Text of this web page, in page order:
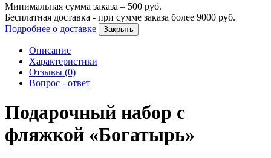
Минимальная сумма заказа – 500 руб.
Бесплатная доставка - при сумме заказа более 9000 руб.
Подробнее о доставке
Закрыть
Описание
Характеристики
Отзывы (0)
Вопрос - ответ
Подарочный набор с
фляжкой «Богатырь»